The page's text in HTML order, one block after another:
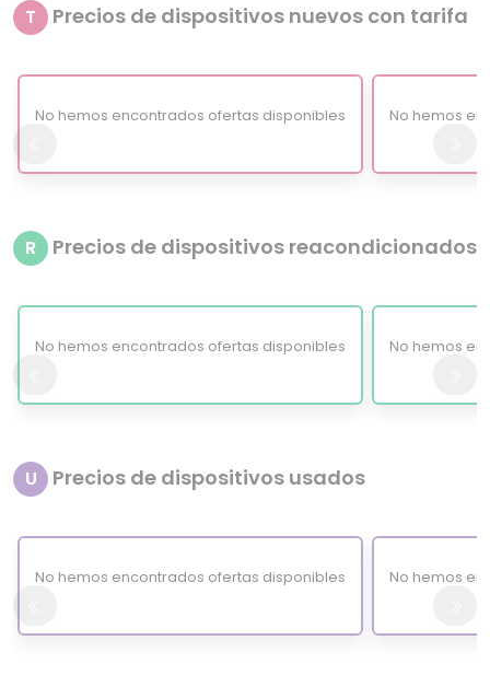
T Precios de dispositivos nuevos con tarifa
No hemos encontrados ofertas disponibles No hemos
R Precios de dispositivos reacondicionados
No hemos encontrados ofertas disponibles No hemos
U Precios de dispositivos usados
No hemos encontrados ofertas disponibles No hemos